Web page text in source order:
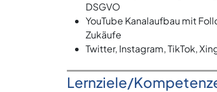
DSGVO
YouTube Kanalaufbau mit
Zukäufe
Twitter, Instagram, TikTok,
Lernziele/